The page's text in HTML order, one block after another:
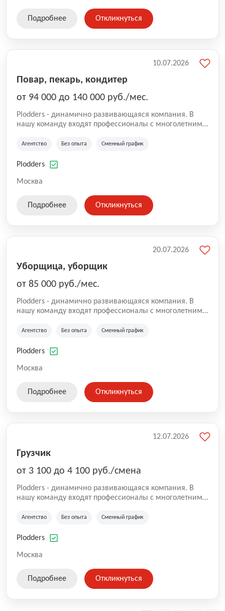
Подробнее Откликнуться
Повар, пекарь, кондитер
от 94 000 до 140 000 руб./мес.
Plodders - динамично развивающаяся компания. В
нашу команду входят профессионалы с многолетним
на рынке аутсорсинга, а накопленный опыт позволяют
оказываемых услуг.
Агентство Без опыта Сменный график
Plodders
Москва
10.07.2026
Подробнее Откликнуться
Уборщица, уборщик
от 85 000 руб./мес.
Plodders - динамично развивающаяся компания. В
нашу команду входят профессионалы с многолетним
на рынке аутсорсинга, а накопленный опыт позволяют
оказываемых услуг.
Агентство Без опыта Сменный график
Plodders
Москва
20.07.2026
Подробнее Откликнуться
Грузчик
от 3 100 до 4 100 руб./смена
Plodders - динамично развивающаяся компания. В
нашу команду входят профессионалы с многолетним
на рынке аутсорсинга, а накопленный опыт позволяют
оказываемых услуг.
Агентство Без опыта Сменный график
Plodders
Москва
12.07.2026
Подробнее Откликнуться